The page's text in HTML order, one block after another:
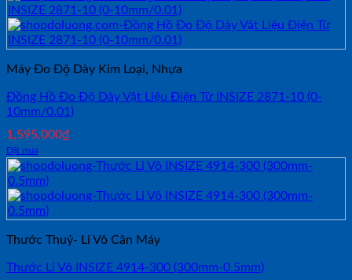
Máy Đo Độ Dày Kim Loại, Nhựa
Đồng Hồ Đo Độ Dày Vật Liệu Điện Tử INSIZE 2871-10 (0-
10mm/0.01)
1,595,000₫
Đặt mua
Thước Thuỷ- Li Vô Cân Máy
Thước Li Vô INSIZE 4914-300 (300mm-0.5mm)